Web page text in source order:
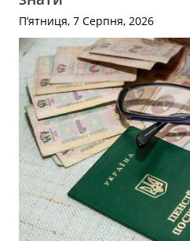
П’ятниця, 7 Серпня, 2026